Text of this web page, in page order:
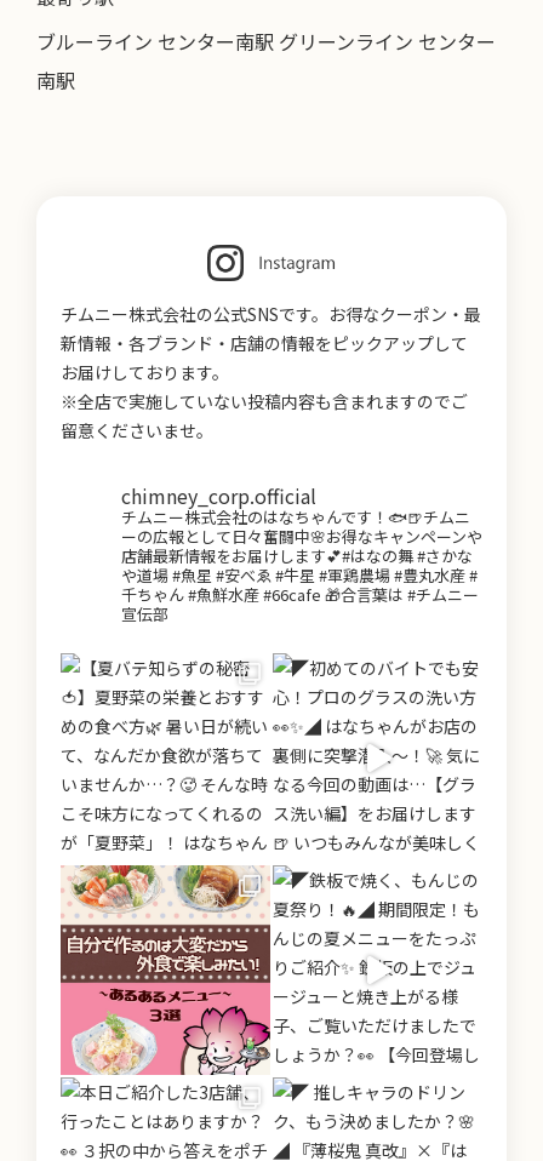
ブルーライン センター南駅 グリーンライン センター
南駅
チムニー株式会社の公式SNSです。お得なクーポン・最
新情報・各ブランド・店舗の情報をピックアップして
お届けしております。
※全店で実施していない投稿内容も含まれますのでご
留意くださいませ。
chimney_corp.official
チムニー株式会社のはなちゃんです！🐟🍺チムニ
ーの広報として日々奮闘中🌸お得なキャンペーンや
店舗最新情報をお届けします💕#はなの舞 #さかな
や道場 #魚星 #安べゑ #牛星 #軍鶏農場 #豊丸水産 #
千ちゃん #魚鮮水産 #66cafe 🎁合言葉は #チムニー
宣伝部